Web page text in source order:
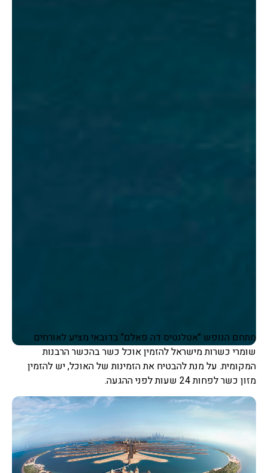
מתחם הנופש "אטלנטיס דה פאלם" בדובאי מציע לאורחים
שומרי כשרות מישראל להזמין אוכל כשר בהכשר הרבנות
המקומית. על מנת להבטיח את הזמינות של האוכל, יש להזמין
מזון כשר לפחות 24 שעות לפני ההגעה.